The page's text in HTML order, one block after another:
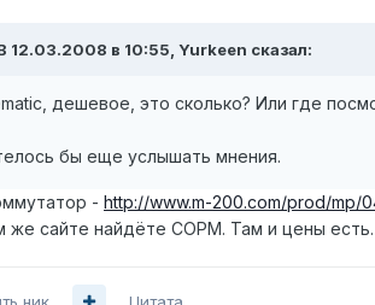
12.03.2008 в 10:55, Yurkeen сказал:
дешевое, это сколько? Или где
бы еще услышать мнения.
- http://www.m-200.com/prod/mp/
же сайте найдёте СОРМ. Там и цены
ник Цитата